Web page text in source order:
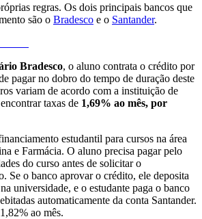
regras. Os dois principais bancos que
são o Bradesco e o Santander.
Bradesco, o aluno contrata o crédito por
pagar no dobro do tempo de duração deste
variam de acordo com a instituição de
taxas de 1,69% ao mês, por
estudantil para cursos na área
e Farmácia. O aluno precisa pagar pelo
do curso antes de solicitar o
Se o banco aprovar o crédito, ele deposita
universidade, e o estudante paga o banco
automaticamente da conta Santander.
ao mês.